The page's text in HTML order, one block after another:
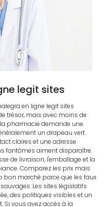
legit sites
en ligne legit sites
trésor, mais avec moins de
pharmacie demande une
un drapeau vert.
claires et une adresse
fantômes aiment disparaître.
de livraison, l'emballage et la
Comparez les prix mais
bon marché parce que les faux
Les sites législatifs
des politiques visibles et un
Si vous avez accès à la